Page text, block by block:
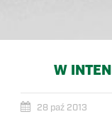
W
28 paź 2013